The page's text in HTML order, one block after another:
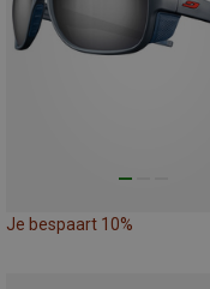
Je bespaart 10%